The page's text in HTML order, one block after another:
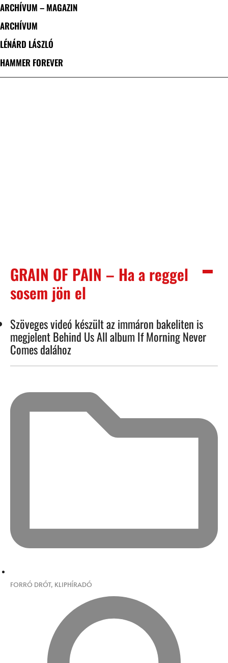
ARCHÍVUM – MAGAZIN
ARCHÍVUM
LÉNÁRD LÁSZLÓ
HAMMER FOREVER
GRAIN OF PAIN – Ha a reggel
sosem jön el
Szöveges videó készült az immáron bakeliten is
megjelent Behind Us All album If Morning Never
Comes dalához
FORRÓ DRÓT, KLIPHÍRADÓ